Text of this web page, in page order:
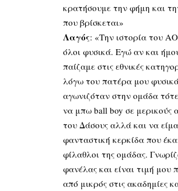
κρατήσουμε την φήμη και
που βρίσκεται»
Λαγός: «Την ιστορία του
όλοι φυσικά. Εγώ αν και
παίζαμε στις εθνικές
λόγω του πατέρα μου
αγωνιζόταν στην ομάδα
να μπω ball boy σε μερικούς
του Δάσους αλλά και να
φανταστική κερκίδα που
φίλαθλοι της ομάδας.
φανέλας και είναι τιμή
από μικρός στις ακαδημίες